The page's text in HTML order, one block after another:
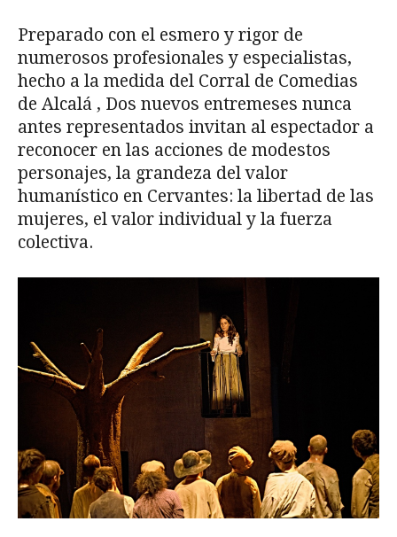
Preparado con el esmero y rigor de
numerosos profesionales y especialistas,
hecho a la medida del Corral de Comedias
de Alcalá , Dos nuevos entremeses nunca
antes representados invitan al espectador a
reconocer en las acciones de modestos
personajes, la grandeza del valor
humanístico en Cervantes: la libertad de las
mujeres, el valor individual y la fuerza
colectiva.